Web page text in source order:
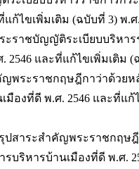
แก้ไขเพิ่มเติม (ฉบับที่ 3) พ.ศ.
ะราชบัญญัติระเบียบบริหาร
2546 และที่แก้ไขเพิ่มเติม (
ญพระราชกฤษฎีกาว่าด้วย
มืองที่ดี พ.ศ. 2546 และที่แก้
ปสาระสำคัญพระราชกฤษ
บริหารบ้านเมืองที่ดี พ.ศ.